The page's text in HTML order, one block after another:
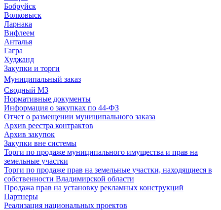
Бобруйск
Волковыск
Ларнака
Вифлеем
Анталья
Гагра
Худжанд
Закупки и торги
Муниципальный заказ
Сводный МЗ
Нормативные документы
Информация о закупках по 44-ФЗ
Отчет о размещении муниципального заказа
Архив реестра контрактов
Архив закупок
Закупки вне системы
Торги по продаже муниципального имущества и прав на
земельные участки
Торги по продаже прав на земельные участки, находящиеся в
собственности Владимирской области
Продажа прав на установку рекламных конструкций
Партнеры
Реализация национальных проектов